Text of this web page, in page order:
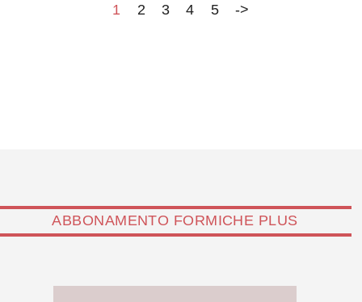
1 2 3 4 5 ->
ABBONAMENTO FORMICHE PLUS